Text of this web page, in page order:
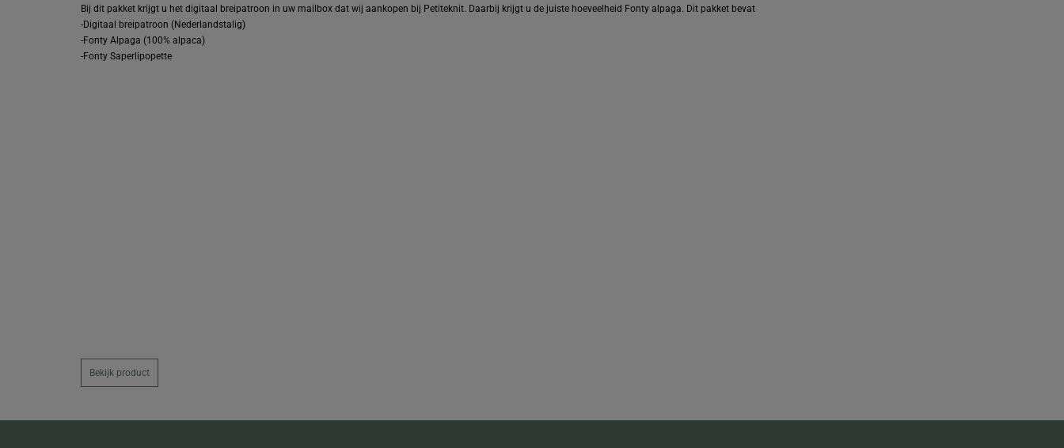
Bij dit pakket krijgt u het digitaal breipatroon in uw mailbox dat wij aankopen bij Petiteknit. Daarbij krijgt u de juiste hoeveelheid Fonty alpaga. Dit pakket bevat
-Digitaal breipatroon (Nederlandstalig)
-Fonty Alpaga (100% alpaca)
-Fonty Saperlipopette
Bekijk product